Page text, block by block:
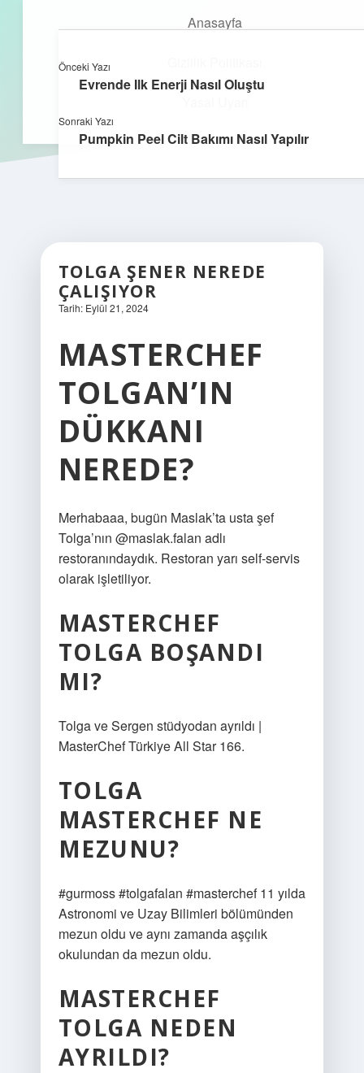
Anasayfa
aç
kefa.com.tr
TOLGA ŞENER NEREDE
ÇALIŞIYOR
Tarih: Eylül 21, 2024
MASTERCHEF
TOLGAN’IN
DÜKKANI
NEREDE?
Merhabaaa, bugün Maslak’ta usta şef
Tolga’nın @maslak.falan adlı
restoranındaydık. Restoran yarı self-servis
olarak işletiliyor.
MASTERCHEF
TOLGA BOŞANDI
MI?
Tolga ve Sergen stüdyodan ayrıldı |
MasterChef Türkiye All Star 166.
TOLGA
MASTERCHEF NE
MEZUNU?
#gurmoss #tolgafalan #masterchef 11 yılda
Astronomi ve Uzay Bilimleri bölümünden
mezun oldu ve aynı zamanda aşçılık
okulundan da mezun oldu.
MASTERCHEF
TOLGA NEDEN
AYRILDI?
Önceki Yazı
Evrende Ilk Enerji Nasıl Oluştu
Sonraki Yazı
Pumpkin Peel Cilt Bakımı Nasıl Yapılır